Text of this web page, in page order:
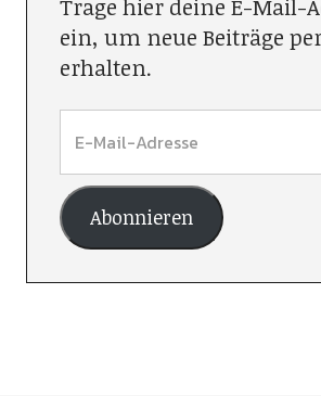
Trage hier deine E-Mail-
ein, um neue Beiträge
erhalten.
Abonnieren